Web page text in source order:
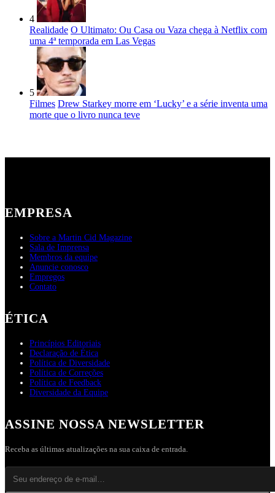
4
Realidade O Ultimato: Ou Casa ou Vaza chega à Netflix com
uma 4ª temporada em Las Vegas
5
Filmes Drew Starkey morre em ‘Lucky’ e a série inventa uma
morte que o livro nunca teve
EMPRESA
Sobre a Martin Cid Magazine
Sala de Imprensa
Membros da equipe
Anuncie conosco
Empregos
Contato
ÉTICA
Princípios Editoriais
Declaração de Ética
Política de Diversidade
Política de Correções
Política de Feedback
Diversidade da Equipe
ASSINE NOSSA NEWSLETTER
Receba as últimas atualizações na sua caixa de entrada.